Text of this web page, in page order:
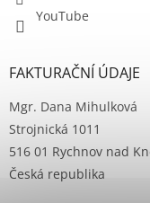
YouTube
FAKTURAČNÍ ÚDAJE
Mgr. Dana Mihulková
Strojnická 1011
516 01 Rychnov nad
Česká republika